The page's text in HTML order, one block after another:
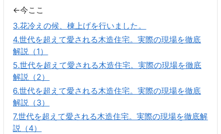
←今ここ
3.花冷えの候、棟上げを行いました。
4.世代を超えて愛される木造住宅。実際の現場を徹底
解説（1）
5.世代を超えて愛される木造住宅。実際の現場を徹底
解説（2）
6.世代を超えて愛される木造住宅。実際の現場を徹底
解説（3）
7.世代を超えて愛される木造住宅。実際の現場を徹底解
説（4）